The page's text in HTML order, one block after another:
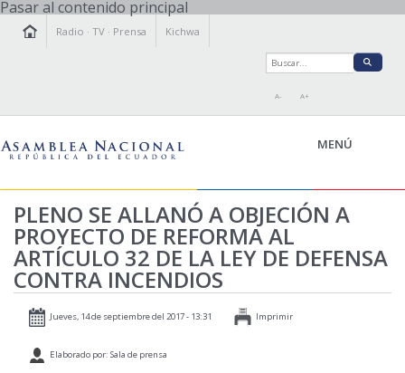
Pasar al contenido principal
Radio ·TV · Prensa Kichwa
A- A+
MENÚ
LA ASAMBLEA
LEGISLAMOS
FISCALIZAMOS
TRANSPARENCIA
PARTICIPACIÓN
PLENO SE ALLANÓ A OBJECIÓN A
PROYECTO DE REFORMA AL
ARTÍCULO 32 DE LA LEY DE DEFENSA
CONTRA INCENDIOS
Jueves, 14 de septiembre del 2017 - 13:31 Imprimir
Elaborado por: Sala de prensa